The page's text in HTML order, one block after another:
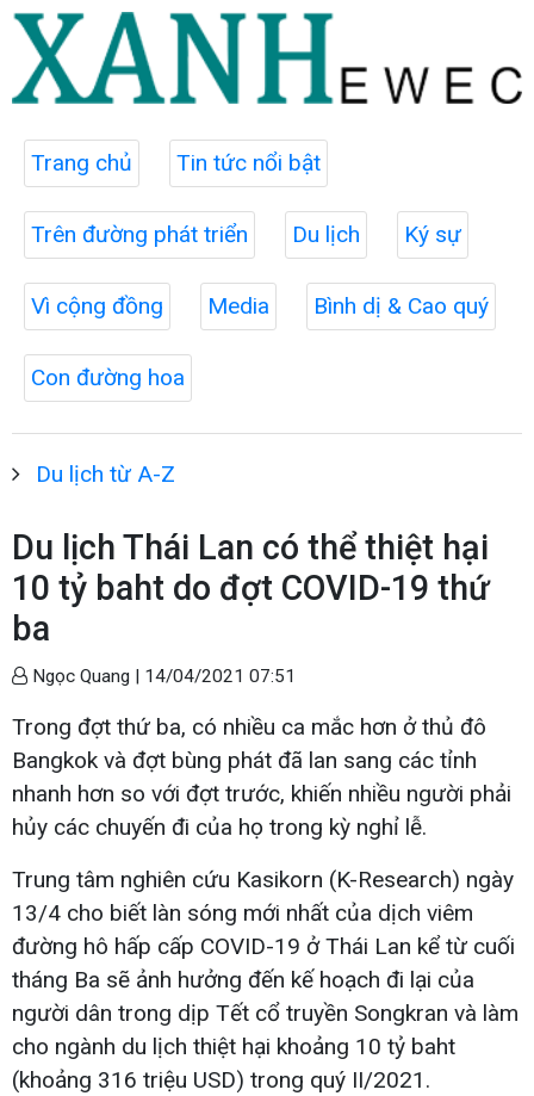
Trang chủ Tin tức nổi bật
Trên đường phát triển Du lịch Ký sự
Vì cộng đồng Media Bình dị & Cao quý
Con đường hoa
Du lịch từ A-Z
Du lịch Thái Lan có thể thiệt hại
10 tỷ baht do đợt COVID-19 thứ
ba
Ngọc Quang | 14/04/2021 07:51
Trong đợt thứ ba, có nhiều ca mắc hơn ở thủ đô
Bangkok và đợt bùng phát đã lan sang các tỉnh
nhanh hơn so với đợt trước, khiến nhiều người phải
hủy các chuyến đi của họ trong kỳ nghỉ lễ.
Trung tâm nghiên cứu Kasikorn (K-Research) ngày
13/4 cho biết làn sóng mới nhất của dịch viêm
đường hô hấp cấp COVID-19 ở Thái Lan kể từ cuối
tháng Ba sẽ ảnh hưởng đến kế hoạch đi lại của
người dân trong dịp Tết cổ truyền Songkran và làm
cho ngành du lịch thiệt hại khoảng 10 tỷ baht
(khoảng 316 triệu USD) trong quý II/2021.